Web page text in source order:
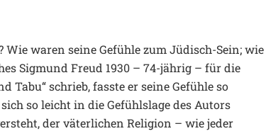
waren seine Gefühle zum Jüdisch-Sein; wie
Sigmund Freud 1930 – 74-jährig – für die
Tabu“ schrieb, fasste er seine Gefühle so
so leicht in die Gefühlslage des Autors
der väterlichen Religion – wie jeder